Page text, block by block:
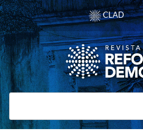
Main
Navigation
Main
Content
Sidebar
CLAD